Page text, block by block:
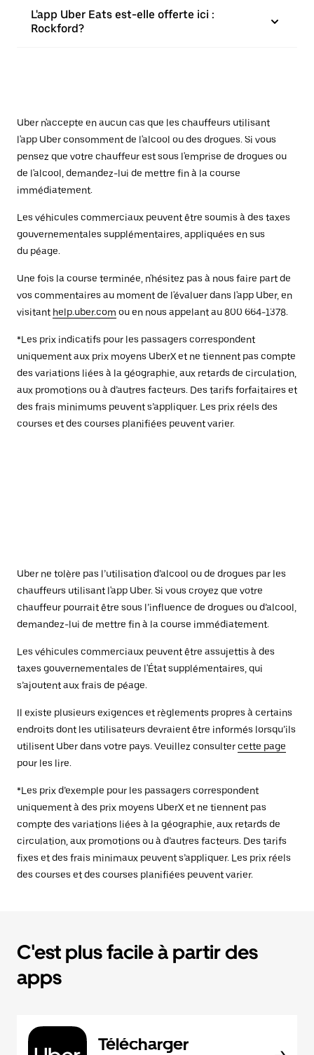
L'app Uber Eats est-elle offerte ici :
Rockford?
Uber n'accepte en aucun cas que les chauffeurs utilisant
l'app Uber consomment de l'alcool ou des drogues. Si vous
pensez que votre chauffeur est sous l'emprise de drogues ou
de l'alcool, demandez-lui de mettre fin à la course
immédiatement.
Les véhicules commerciaux peuvent être soumis à des taxes
gouvernementales supplémentaires, appliquées en sus
du péage.
Une fois la course terminée, n'hésitez pas à nous faire part de
vos commentaires au moment de l'évaluer dans l'app Uber, en
visitant help.uber.com ou en nous appelant au 800 664-1378.
*Les prix indicatifs pour les passagers correspondent
uniquement aux prix moyens UberX et ne tiennent pas compte
des variations liées à la géographie, aux retards de circulation,
aux promotions ou à d’autres facteurs. Des tarifs forfaitaires et
des frais minimums peuvent s’appliquer. Les prix réels des
courses et des courses planifiées peuvent varier.
Uber ne tolère pas l’utilisation d’alcool ou de drogues par les
chauffeurs utilisant l'app Uber. Si vous croyez que votre
chauffeur pourrait être sous l’influence de drogues ou d’alcool,
demandez-lui de mettre fin à la course immédiatement.
Les véhicules commerciaux peuvent être assujettis à des
taxes gouvernementales de l'État supplémentaires, qui
s’ajoutent aux frais de péage.
Il existe plusieurs exigences et règlements propres à certains
endroits dont les utilisateurs devraient être informés lorsqu’ils
utilisent Uber dans votre pays. Veuillez consultercette page
pour les lire.
*Les prix d’exemple pour les passagers correspondent
uniquement à des prix moyens UberX et ne tiennent pas
compte des variations liées à la géographie, aux retards de
circulation, aux promotions ou à d’autres facteurs. Des tarifs
fixes et des frais minimaux peuvent s’appliquer. Les prix réels
des courses et des courses planifiées peuvent varier.
C'est plus facile à partir des
apps
Télécharger